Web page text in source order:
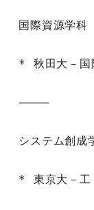
国際資源学科
* 秋田大－国
⸻
システム創成
* 東京大－工